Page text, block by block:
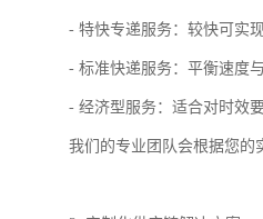
- 特快专递服务：较快可实
- 标准快递服务：平衡速度
- 经济型服务：适合对时效
我们的专业团队会根据您的